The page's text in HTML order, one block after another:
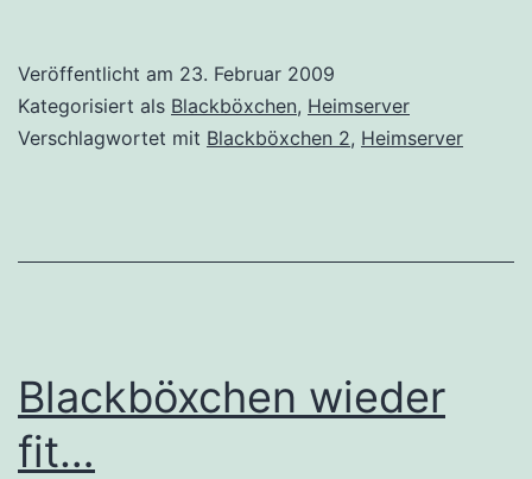
Zwischenstand
Veröffentlicht am 23. Februar 2009
Kategorisiert als Blackböxchen, Heimserver
Verschlagwortet mit Blackböxchen 2, Heimserver
Blackböxchen wieder
fit…